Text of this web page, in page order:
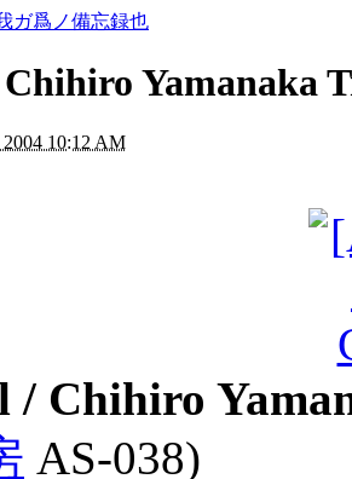
ガ爲ノ備忘録也
Yamanaka
2004 10:12 AM
/ Chihiro
AS-038)